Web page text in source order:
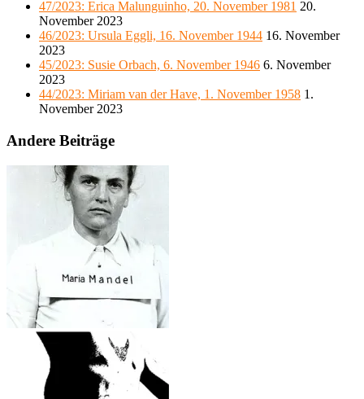
47/2023: Erica Malunguinho, 20. November 1981 20.
November 2023
46/2023: Ursula Eggli, 16. November 1944 16. November
2023
45/2023: Susie Orbach, 6. November 1946 6. November
2023
44/2023: Miriam van der Have, 1. November 1958 1.
November 2023
Andere Beiträge